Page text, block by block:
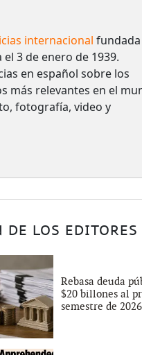
internacional
el 3 de enero de 1939.
en español sobre los
más relevantes en el
fotografía, video y
DE LOS EDITORES
Rebasa deuda
$20 billones al
semestre de 2026